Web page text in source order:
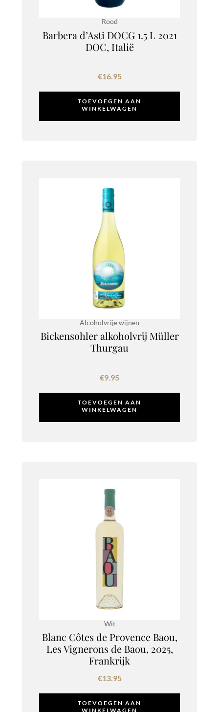
Rood
Barbera d’Asti DOCG 1.5 L 2021
DOC, Italië
€16.95
TOEVOEGEN AAN
WINKELWAGEN
Alcoholvrije wijnen
Bickensohler alkoholvrij Müller
Thurgau
€9.95
TOEVOEGEN AAN
WINKELWAGEN
Wit
Blanc Côtes de Provence Baou,
Les Vignerons de Baou, 2025,
Frankrijk
€13.95
TOEVOEGEN AAN
WINKELWAGEN